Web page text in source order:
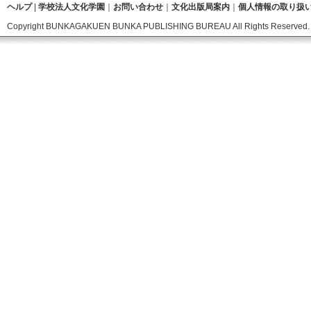
ヘルプ| 学校法人文化学園 お問い合わせ 文化出版局案内
個人情報の取り扱
Copyright BUNKAGAKUEN BUNKA PUBLISHING BUREAU All Rights Reserved.